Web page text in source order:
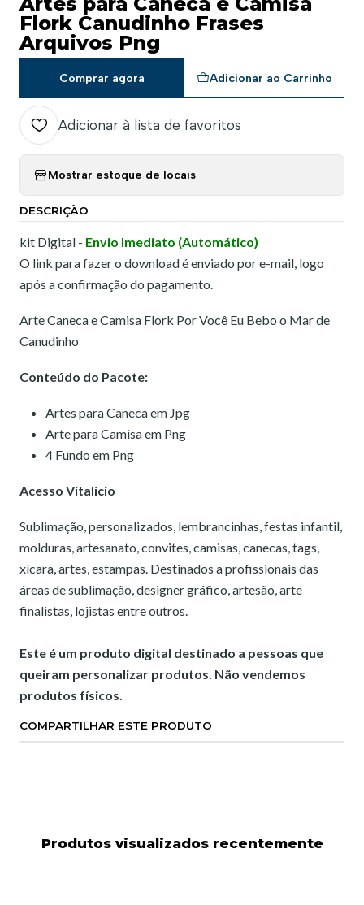
Flork Canudinho Frases
Arquivos Png
Adicionar ao Carrinho
Comprar agora
Adicionar à lista de favoritos
Mostrar estoque de locais
DESCRIÇÃO
kit Digital - Envio Imediato (Automático)
O link para fazer o download é enviado por e-mail, logo
após a confirmação do pagamento.
Arte Caneca e Camisa Flork Por Você Eu Bebo o Mar de
Canudinho
Conteúdo do Pacote:
Artes para Caneca em Jpg
Arte para Camisa em Png
4 Fundo em Png
Acesso Vitalício
Sublimação, personalizados, lembrancinhas, festas infantil,
molduras, artesanato, convites, camisas, canecas, tags,
xícara, artes, estampas. Destinados a profissionais das
áreas de sublimação, designer gráfico, artesão, arte
finalistas, lojistas entre outros.
Este é um produto digital destinado a pessoas que
queiram personalizar produtos. Não vendemos
produtos físicos.
COMPARTILHAR ESTE PRODUTO
Produtos visualizados recentemente